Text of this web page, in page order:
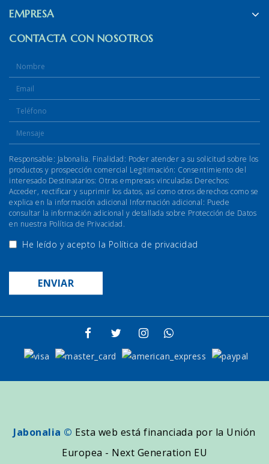
EMPRESA
CONTACTA CON NOSOTROS
Responsable: Jabonalia. Finalidad: Poder atender a su solicitud sobre los
productos y prospección comercial Legitimación: Consentimiento del
interesado Destinatarios: Otras empresas vinculadas Derechos:
Acceder, rectificar y suprimir los datos, así como otros derechos como se
explica en la información adicional Información adicional: Puede
consultar la información adicional y detallada sobre Protección de Datos
en nuestra Política de Privacidad.
He leído y acepto la Política de privacidad
Jabonalia © Esta web está financiada por la Unión
Europea - Next Generation EU